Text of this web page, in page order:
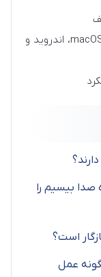
پشتیبانی از سیستم‌های عامل ویندوز، macOS، اندروید و
صدا بیسیم را
است؟
عمل